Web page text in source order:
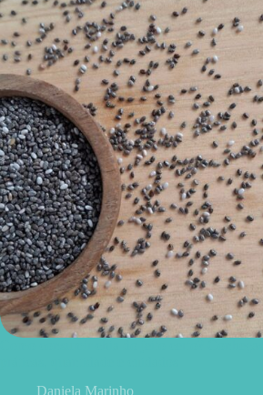
Daniela Marinho